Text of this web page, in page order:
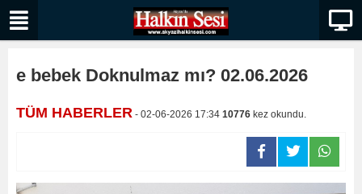
e bebek Doknulmaz mı? 02.06.2026
TÜM HABERLER - 02-06-2026 17:34 10776 kez okundu.